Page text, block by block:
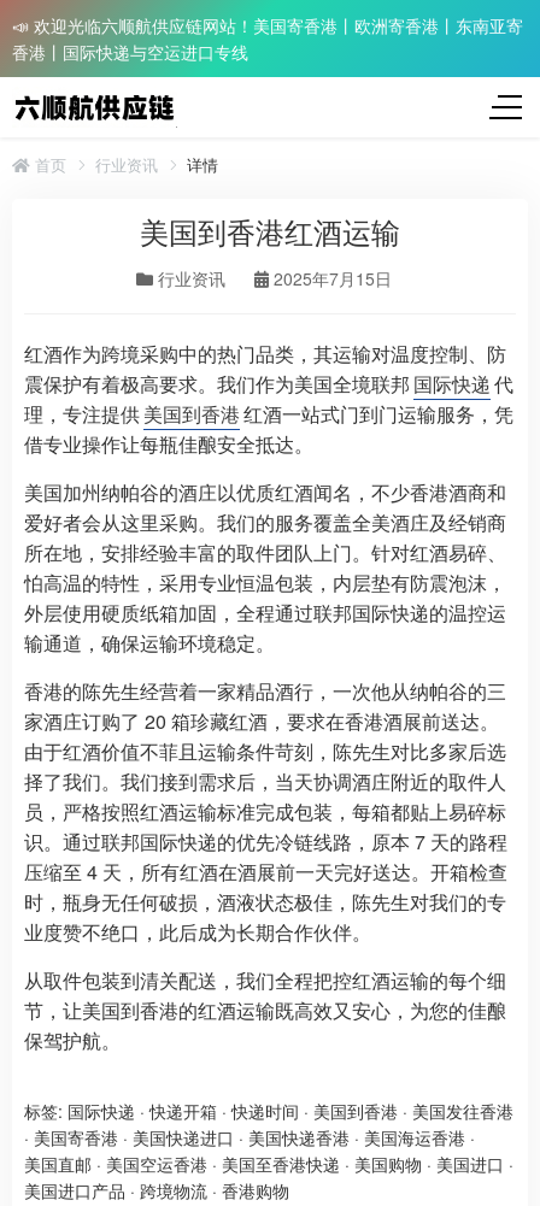
📣 欢迎光临六顺航供应链网站！美国寄香港丨欧洲寄香港丨东南亚寄
香港丨国际快递与空运进口专线
首页 行业资讯 详情
美国到香港红酒运输
行业资讯 2025年7月15日
红酒作为跨境采购中的热门品类，其运输对温度控制、防
震保护有着极高要求。我们作为美国全境联邦 国际快递代
理，专注提供美国到香港红酒一站式门到门运输服务，凭
借专业操作让每瓶佳酿安全抵达。
美国加州纳帕谷的酒庄以优质红酒闻名，不少香港酒商和
爱好者会从这里采购。我们的服务覆盖全美酒庄及经销商
所在地，安排经验丰富的取件团队上门。针对红酒易碎、
怕高温的特性，采用专业恒温包装，内层垫有防震泡沫，
外层使用硬质纸箱加固，全程通过联邦国际快递的温控运
输通道，确保运输环境稳定。
香港的陈先生经营着一家精品酒行，一次他从纳帕谷的三
家酒庄订购了 20 箱珍藏红酒，要求在香港酒展前送达。
由于红酒价值不菲且运输条件苛刻，陈先生对比多家后选
择了我们。我们接到需求后，当天协调酒庄附近的取件人
员，严格按照红酒运输标准完成包装，每箱都贴上易碎标
识。通过联邦国际快递的优先冷链线路，原本 7 天的路程
压缩至 4 天，所有红酒在酒展前一天完好送达。开箱检查
时，瓶身无任何破损，酒液状态极佳，陈先生对我们的专
业度赞不绝口，此后成为长期合作伙伴。
从取件包装到清关配送，我们全程把控红酒运输的每个细
节，让美国到香港的红酒运输既高效又安心，为您的佳酿
保驾护航。
标签: 国际快递 ·快递开箱 ·快递时间 · 美国到香港 · 美国发往香港
· 美国寄香港 · 美国快递进口 · 美国快递香港 · 美国海运香港 ·
美国直邮 · 美国空运香港 · 美国至香港快递 · 美国购物 · 美国进口 ·
美国进口产品 · 跨境物流 · 香港购物